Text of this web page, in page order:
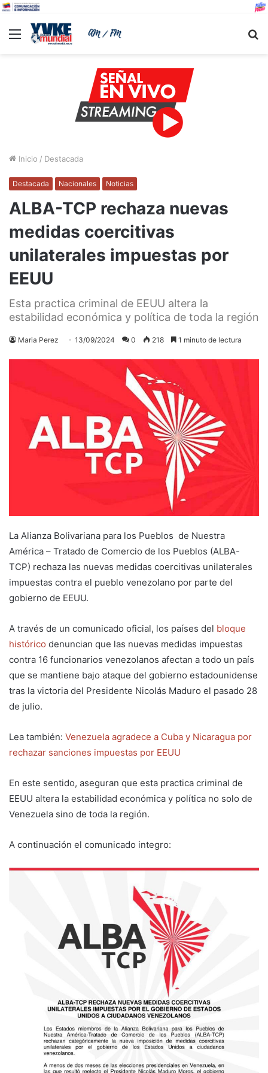
Menu
Inicio / Destacada
Destacada Nacionales Noticias
ALBA-TCP rechaza nuevas
medidas coercitivas
unilaterales impuestas por
EEUU
Esta practica criminal de EEUU altera la
estabilidad económica y política de toda la región
Maria Perez 13/09/2024 0 218 1 minuto de lectura
La Alianza Bolivariana para los Pueblos de Nuestra
América – Tratado de Comercio de los Pueblos (ALBA-
TCP) rechaza las nuevas medidas coercitivas unilaterales
impuestas contra el pueblo venezolano por parte del
gobierno de EEUU.
A través de un comunicado oficial, los países del bloque
histórico denuncian que las nuevas medidas impuestas
contra 16 funcionarios venezolanos afectan a todo un país
que se mantiene bajo ataque del gobierno estadounidense
tras la victoria del Presidente Nicolás Maduro el pasado 28
de julio.
Lea también: Venezuela agradece a Cuba y Nicaragua por
rechazar sanciones impuestas por EEUU
En este sentido, aseguran que esta practica criminal de
EEUU altera la estabilidad económica y política no solo de
Venezuela sino de toda la región.
A continuación el comunicado integro: